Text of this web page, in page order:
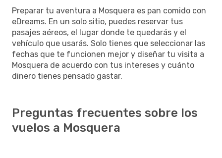
Preparar tu aventura a Mosquera es pan comido con
eDreams. En un solo sitio, puedes reservar tus
pasajes aéreos, el lugar donde te quedarás y el
vehículo que usarás. Solo tienes que seleccionar las
fechas que te funcionen mejor y diseñar tu visita a
Mosquera de acuerdo con tus intereses y cuánto
dinero tienes pensado gastar.
Preguntas frecuentes sobre los
vuelos a Mosquera